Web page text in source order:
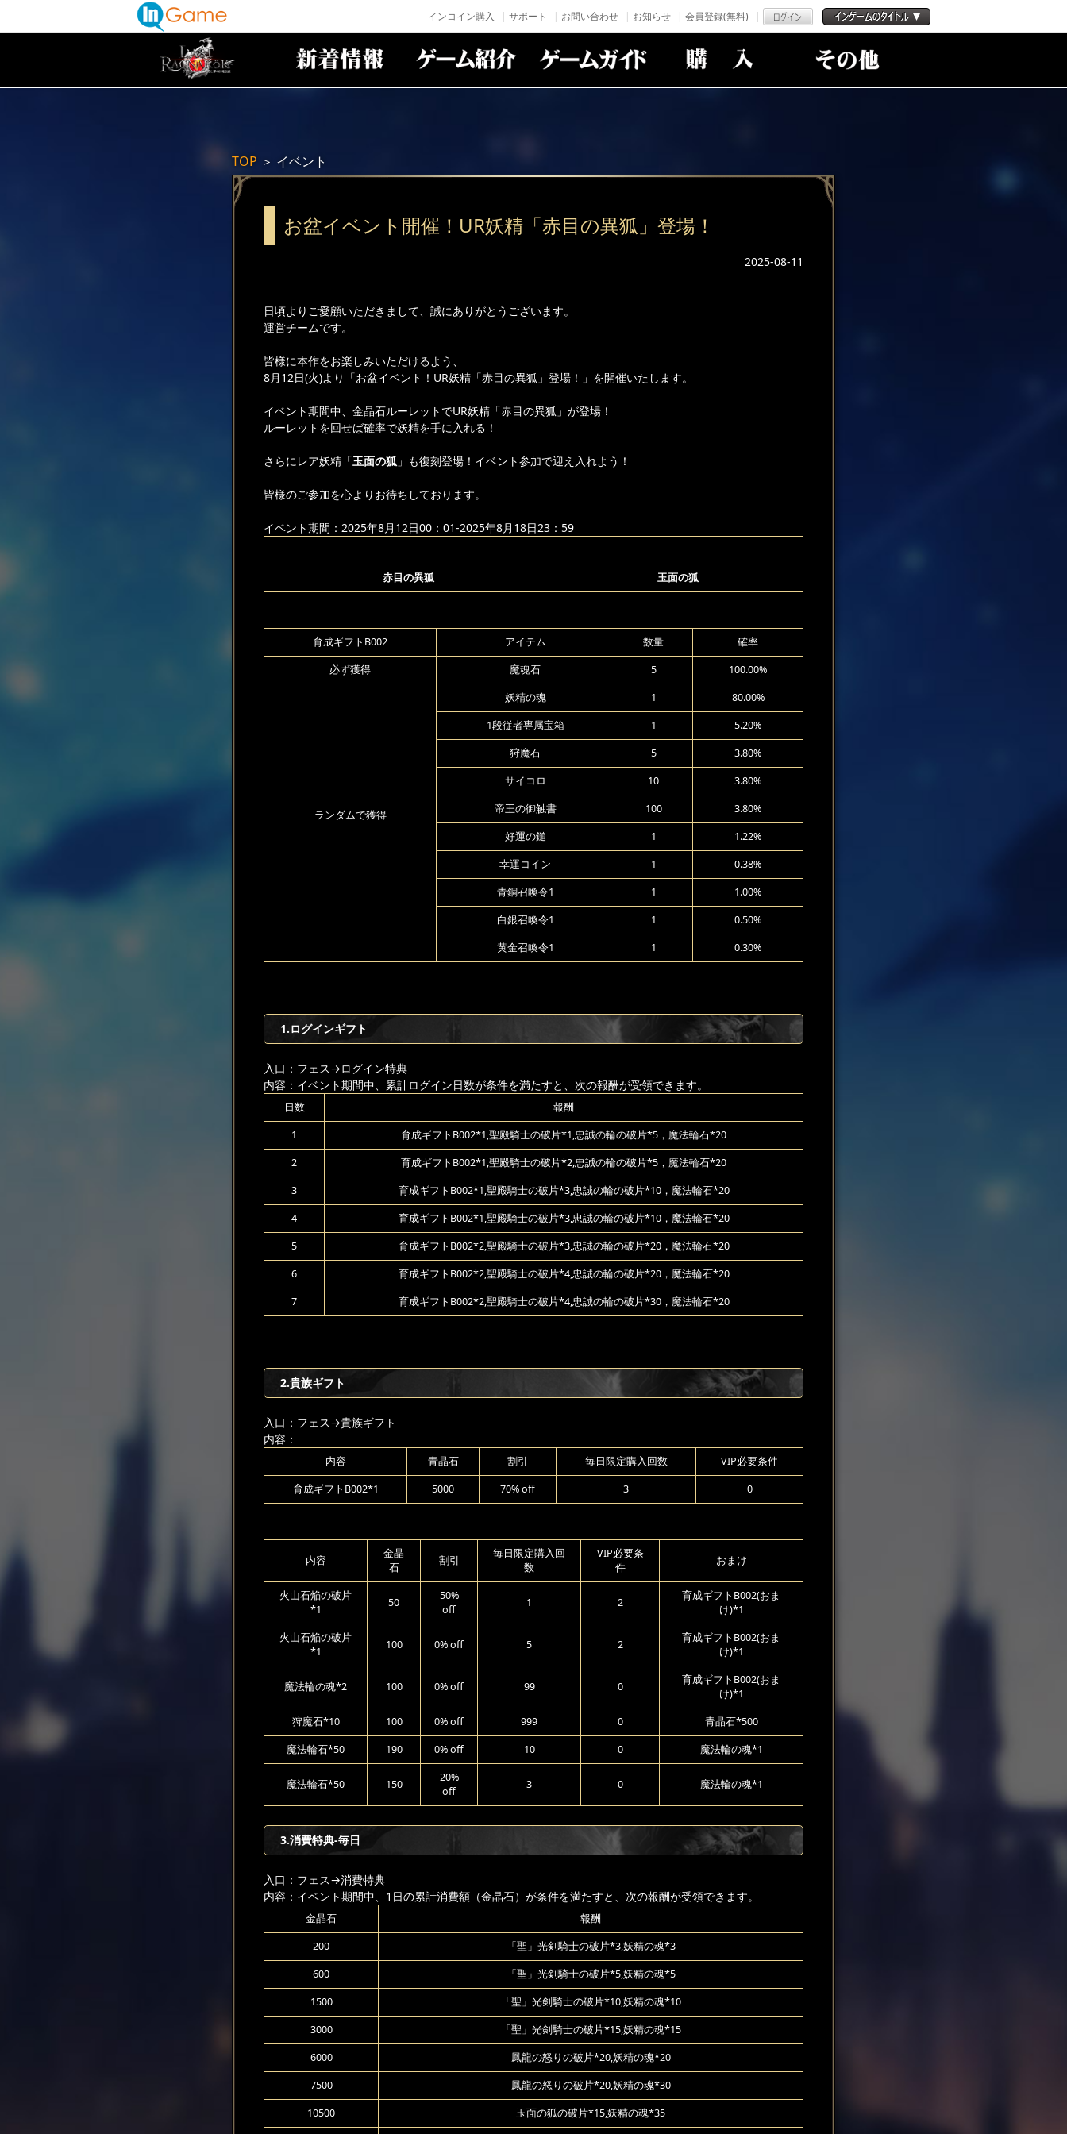
インコイン購入 サポート お問い合わせ お知らせ 会員登録(無料)
TOP ＞ イベント
お盆イベント開催！UR妖精「赤目の異狐」登場！
2025-08-11
日頃よりご愛顧いただきまして、誠にありがとうございます。
運営チームです。
皆様に本作をお楽しみいただけるよう、
8月12日(火)より「お盆イベント！UR妖精「赤目の異狐」登場！」を開催いたします。
イベント期間中、金晶石ルーレットでUR妖精「赤目の異狐」が登場！
ルーレットを回せば確率で妖精を手に入れる！
さらにレア妖精「玉面の狐 」も復刻登場！イベント参加で迎え入れよう！
皆様のご参加を心よりお待ちしております。
イベント期間：2025年8月12日00：01-2025年8月18日23：59
赤目の異狐 玉面の狐
育成ギフトB002 アイテム 数量 確率
必ず獲得 魔魂石 5 100.00%
ランダムで獲得
妖精の魂 1 80.00%
1段従者専属宝箱 1 5.20%
狩魔石 5 3.80%
サイコロ 10 3.80%
帝王の御触書 100 3.80%
好運の鎚 1 1.22%
幸運コイン 1 0.38%
青銅召喚令1 1 1.00%
白銀召喚令1 1 0.50%
黄金召喚令1 1 0.30%
1.ログインギフト
入口：フェス→ログイン特典
内容：イベント期間中、累計ログイン日数が条件を満たすと、次の報酬が受領できます。
日数 報酬
1 育成ギフトB002*1,聖殿騎士の破片*1,忠誠の輪の破片*5，魔法輪石*20
2 育成ギフトB002*1,聖殿騎士の破片*2,忠誠の輪の破片*5，魔法輪石*20
3 育成ギフトB002*1,聖殿騎士の破片*3,忠誠の輪の破片*10，魔法輪石*20
4 育成ギフトB002*1,聖殿騎士の破片*3,忠誠の輪の破片*10，魔法輪石*20
5 育成ギフトB002*2,聖殿騎士の破片*3,忠誠の輪の破片*20，魔法輪石*20
6 育成ギフトB002*2,聖殿騎士の破片*4,忠誠の輪の破片*20，魔法輪石*20
7 育成ギフトB002*2,聖殿騎士の破片*4,忠誠の輪の破片*30，魔法輪石*20
2.貴族ギフト
入口：フェス→貴族ギフト
内容：
内容 青晶石 割引 毎日限定購入回数 VIP必要条件
育成ギフトB002*1 5000 70% off 3 0
内容
金晶
石
割引
毎日限定購入回
数
VIP必要条
件
おまけ
火山石焔の破片
*1
50
50%
off
1 2
育成ギフトB002(おま
け)*1
火山石焔の破片
*1
100 0% off 5 2
育成ギフトB002(おま
け)*1
魔法輪の魂*2 100 0% off 99 0
育成ギフトB002(おま
け)*1
狩魔石*10 100 0% off 999 0 青晶石*500
魔法輪石*50 190 0% off 10 0 魔法輪の魂*1
魔法輪石*50 150
20%
off
3 0 魔法輪の魂*1
3.消費特典-毎日
入口：フェス→消費特典
内容：イベント期間中、1日の累計消費額（金晶石）が条件を満たすと、次の報酬が受領できます。
金晶石 報酬
200 「聖」光剣騎士の破片*3,妖精の魂*3
600 「聖」光剣騎士の破片*5,妖精の魂*5
1500 「聖」光剣騎士の破片*10,妖精の魂*10
3000 「聖」光剣騎士の破片*15,妖精の魂*15
6000 鳳龍の怒りの破片*20,妖精の魂*20
7500 鳳龍の怒りの破片*20,妖精の魂*30
10500 玉面の狐の破片*15,妖精の魂*35